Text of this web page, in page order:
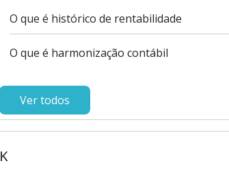
O que é histórico de rentabilidade
O que é harmonização contábil
Ver todos
K